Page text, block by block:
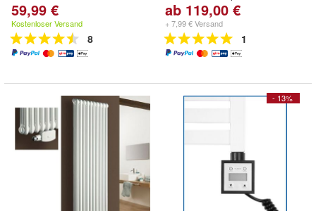
59,99 €
Kostenloser Versand
8
ab 119,00 €
+ 7,99 € Versand
1
- 13%